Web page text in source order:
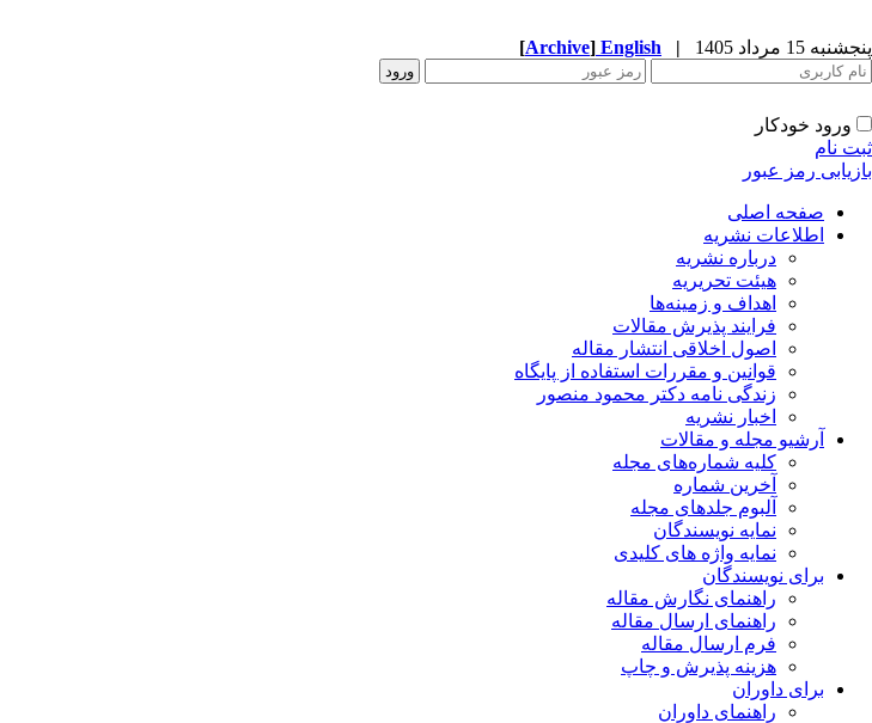
پنجشنبه 15 مرداد 1405 |
English
[Archive]
ورود خودکار
ثبت نام
بازیابی رمز عبور
صفحه اصلی
اطلاعات نشریه
درباره نشریه
هیئت تحریریه
اهداف و زمینه‌ها
فرایند پذیرش مقالات
اصول اخلاقی انتشار مقاله
قوانین و مقررات استفاده از پایگاه
زندگی نامه دکتر محمود منصور
اخبار نشریه
آرشیو مجله و مقالات
کلیه شماره‌های مجله
آخرین شماره
آلبوم جلدهای مجله
نمایه نویسندگان
نمایه واژه های کلیدی
برای نویسندگان
راهنمای نگارش مقاله
راهنمای ارسال مقاله
فرم ارسال مقاله
هزینه پذیرش و چاپ
برای داوران
راهنمای داوران